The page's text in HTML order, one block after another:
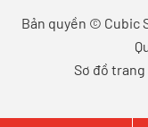
Bản quyền © Cubic
Sơ đồ